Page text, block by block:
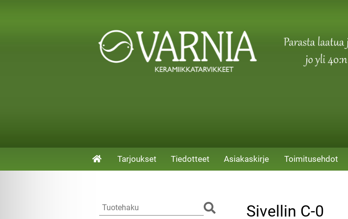
Tarjoukset Tiedotteet Asiakaskirje Toimitusehdot
Sivellin C-0